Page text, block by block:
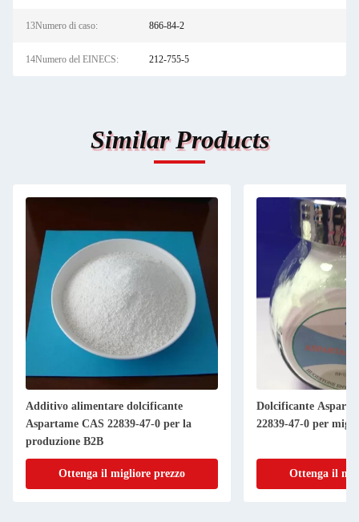
13Numero di caso: 866-84-2
14Numero del EINECS: 212-755-5
Similar Products
Additivo alimentare dolcificante
Aspartame CAS 22839-47-0 per la
produzione B2B
Ottenga il migliore prezzo
Dolcificante
22839-47-0 per
Ottenga il